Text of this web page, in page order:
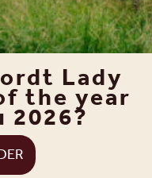
Lady
the year
2026?